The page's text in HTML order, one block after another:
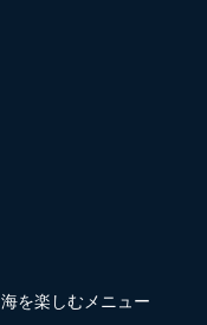
海を楽しむメニュー